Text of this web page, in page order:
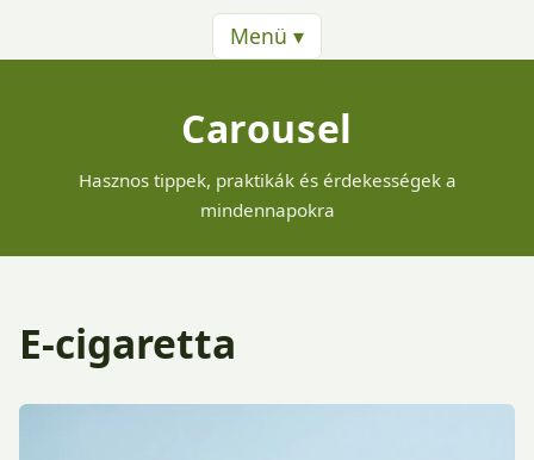
Menü ▾
Carousel
Hasznos tippek, praktikák és érdekességek a
mindennapokra
E-cigaretta